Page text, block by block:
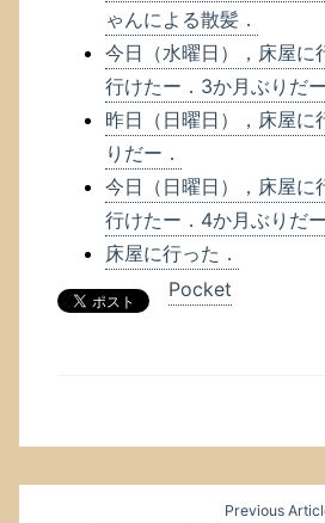
ゃんによる散髪．
今日（水曜日），床屋に
行けたー．3か月ぶりだー
昨日（日曜日），床屋に
りだー．
今日（日曜日），床屋に
行けたー．4か月ぶりだー
床屋に行った．
Pocket
Previous